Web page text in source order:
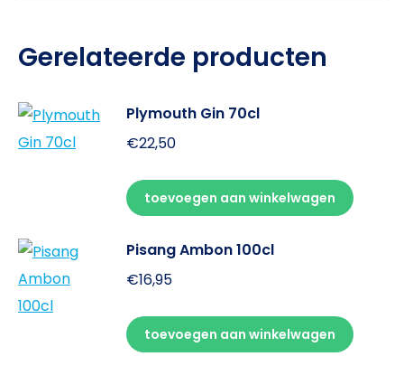
Gerelateerde producten
Plymouth Gin 70cl
€22,50
toevoegen aan winkelwagen
Pisang Ambon 100cl
€16,95
toevoegen aan winkelwagen